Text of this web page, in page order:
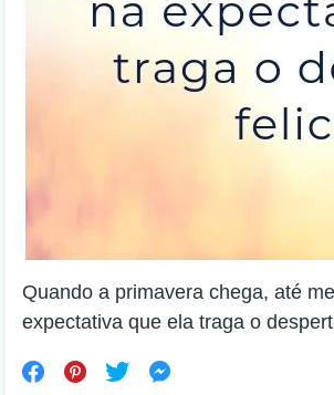
Quando a primavera chega, até
expectativa que ela traga o